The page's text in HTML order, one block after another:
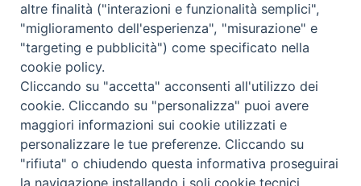
Piazza Giovene 4 – 70056 Molfetta (BA)
comunicazionisociali@diocesimolfetta.it
SEGUICI SU
Facebook
Instagram
X YouTube
Feed
Privacy Policy - trasparenza
altre finalità ("interazioni e funzionalità semplici",
"miglioramento dell'esperienza", "misurazione" e
"targeting e pubblicità") come specificato nella
cookie policy.
Cliccando su "accetta" acconsenti all'utilizzo dei
cookie. Cliccando su "personalizza" puoi avere
maggiori informazioni sui cookie utilizzati e
personalizzare le tue preferenze. Cliccando su
"rifiuta" o chiudendo questa informativa proseguirai